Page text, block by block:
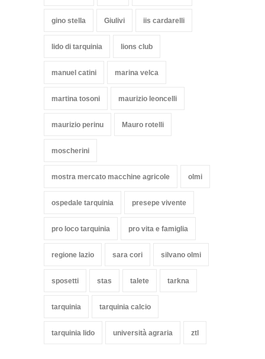
gino stella Giulivi iis cardarelli
lido di tarquinia lions club
manuel catini marina velca
martina tosoni maurizio leoncelli
maurizio perinu Mauro rotelli
moscherini
mostra mercato macchine agricole olmi
ospedale tarquinia presepe vivente
pro loco tarquinia pro vita e famiglia
regione lazio sara cori silvano olmi
sposetti stas talete tarkna
tarquinia tarquinia calcio
tarquinia lido università agraria ztl